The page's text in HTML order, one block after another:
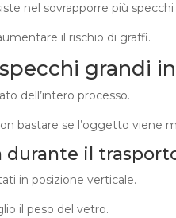
nel sovrapporre più
il rischio di graffi.
grandi
dell’intero processo.
bastare se l’oggetto viene
durante il
in posizione verticale.
il peso del vetro.